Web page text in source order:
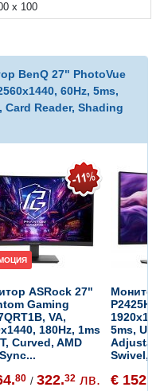
x 100
BenQ 27" PhotoVue
60Hz, 5ms,
Card Reader, Shading
ASRock 27"
Gaming
VA,
180Hz, 1ms
Curved, AMD
80 / 322.32 лв.
Монитор
P2425H,
5ms,
Swivel,
€ 152.